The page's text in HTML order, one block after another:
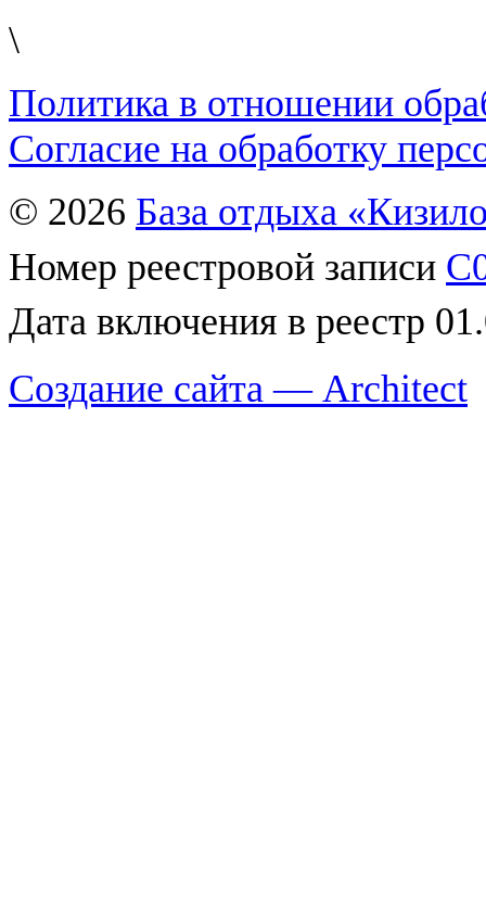
\
Политика в отношении
Согласие на обработку
© 2026 База отдыха
Номер реестровой записи
Дата включения в реестр
Создание сайта — Architect